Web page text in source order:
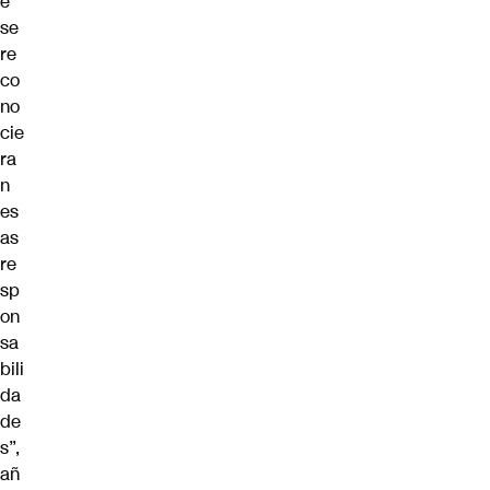
se
re
co
no
cie
ra
n
es
as
re
sp
on
sa
bili
da
de
s”,
añ